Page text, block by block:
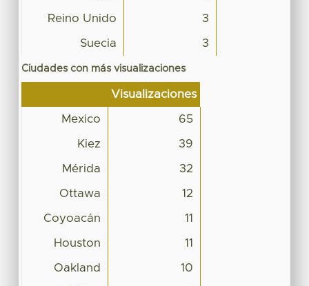
Reino Unido 3
Suecia 3
Ciudades con más visualizaciones
Visualizaciones
Mexico 65
Kiez 39
Mérida 32
Ottawa 12
Coyoacán 11
Houston 11
Oakland 10